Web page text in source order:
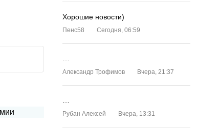
Хорошие новости)
Пенс58 Сегодня, 06:59
Александр Трофимов Вчера, 21:37
Рубан Алексей Вчера, 13:31